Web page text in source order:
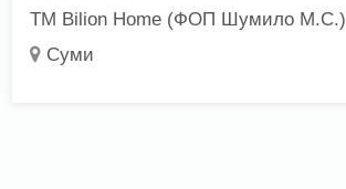
ТМ Bilion Home (ФОП Шумило М.С.)
Суми